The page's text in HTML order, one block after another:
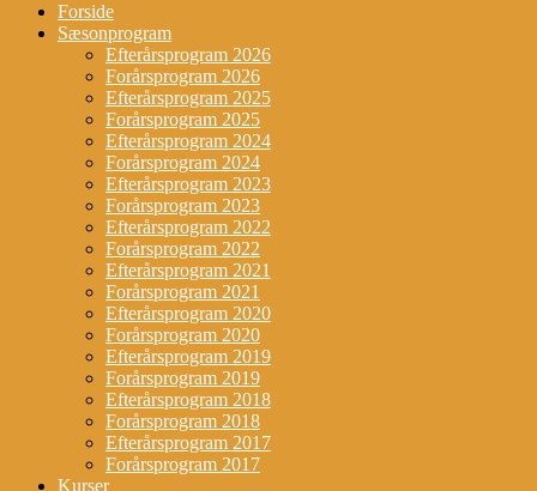
Forside
Sæsonprogram
Efterårsprogram 2026
Forårsprogram 2026
Efterårsprogram 2025
Forårsprogram 2025
Efterårsprogram 2024
Forårsprogram 2024
Efterårsprogram 2023
Forårsprogram 2023
Efterårsprogram 2022
Forårsprogram 2022
Efterårsprogram 2021
Forårsprogram 2021
Efterårsprogram 2020
Forårsprogram 2020
Efterårsprogram 2019
Forårsprogram 2019
Efterårsprogram 2018
Forårsprogram 2018
Efterårsprogram 2017
Forårsprogram 2017
Kurser